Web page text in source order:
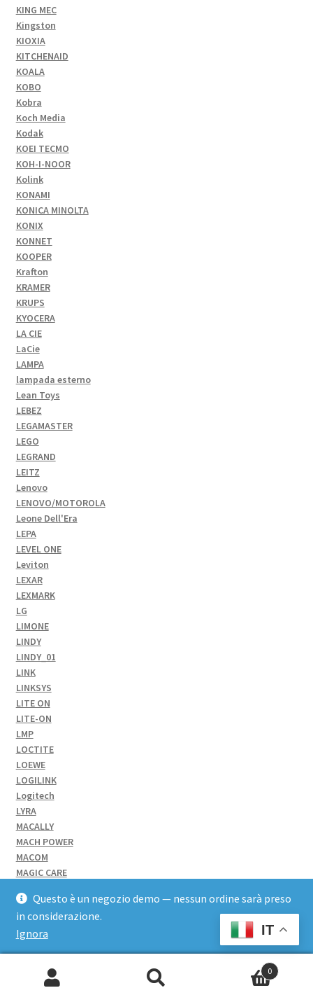
Questo è un negozio demo — nessun ordine sarà preso
in considerazione.
Ignora
KING MEC
Kingston
KIOXIA
KITCHENAID
KOALA
KOBO
Kobra
Koch Media
Kodak
KOEI TECMO
KOH-I-NOOR
Kolink
KONAMI
KONICA MINOLTA
KONIX
KONNET
KOOPER
Krafton
KRAMER
KRUPS
KYOCERA
LA CIE
LaCie
LAMPA
lampada esterno
Lean Toys
LEBEZ
LEGAMASTER
LEGO
LEGRAND
LEITZ
Lenovo
LENOVO/MOTOROLA
Leone Dell'Era
LEPA
LEVEL ONE
Leviton
LEXAR
LEXMARK
LG
LIMONE
LINDY
LINDY_01
LINK
LINKSYS
LITE ON
LITE-ON
LMP
LOCTITE
LOEWE
LOGILINK
Logitech
LYRA
MACALLY
MACH POWER
MACOM
MAGIC CARE
MAISTO
MAJESTIC
MAKERBOT
Mama Wata
MANHATTAN
0
IT